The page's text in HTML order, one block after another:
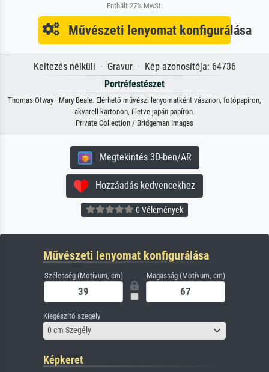
Enthält 27% MwSt.
Művészeti lenyomat konfigurálása
Keltezés nélküli · Gravur · Kép azonosítója: 64736
Portréfestészet
Thomas Otway · Mary Beale. Elérhető művészi lenyomatként vásznon, fotópapíron,
akvarell kartonon, illetve japán papíron.
Private Collection / Bridgeman Images
Megtekintés 3D-ben/AR
Hozzáadás kedvencekhez
0 Vélemények
Művészeti lenyomat konfigurálása
Szélesség (Motívum, cm) Magasság (Motívum, cm)
Kiegészítő szegély
0 cm Szegély
Képkeret